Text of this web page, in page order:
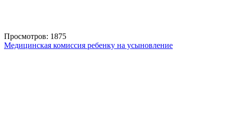
Просмотров: 1875
Медицинская комиссия ребенку на усыновление